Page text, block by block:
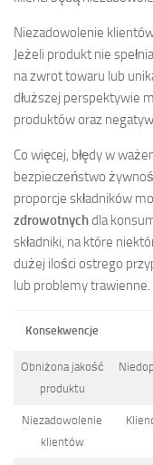
Niezadowolenie
Jeżeli produkt nie
na zwrot towaru lub
dłuższej perspektywie
produktów oraz
Co więcej, błędy w
bezpieczeństwo
proporcje składników
zdrowotnychdla
składniki, na które
dużej ilości ostrego
lub problemy trawienne.
Konsekwencje
Obniżona jakość
produktu
Niezadowolenie
klientów